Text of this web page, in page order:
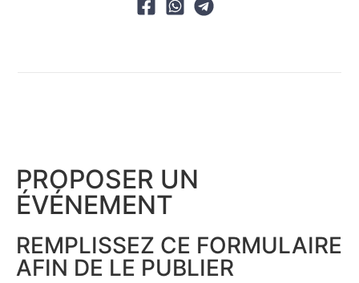
PROPOSER UN
ÉVÉNEMENT​
REMPLISSEZ CE FORMULAIRE
AFIN DE LE PUBLIER